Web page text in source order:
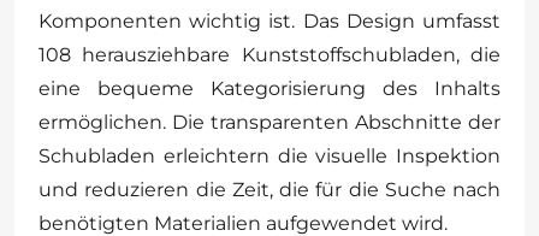
Komponenten wichtig ist. Das Design umfasst
108 herausziehbare Kunststoffschubladen, die
eine bequeme Kategorisierung des Inhalts
ermöglichen. Die transparenten Abschnitte der
Schubladen erleichtern die visuelle Inspektion
und reduzieren die Zeit, die für die Suche nach
benötigten Materialien aufgewendet wird.